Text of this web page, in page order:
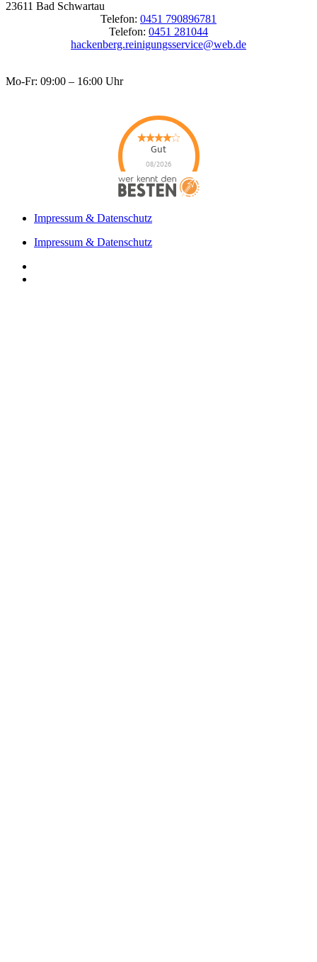
23611 Bad Schwartau
Telefon: 0451 790896781
Telefon: 0451 281044
hackenberg.reinigungsservice@web.de
Mo-Fr: 09:00 – 16:00 Uhr
Gut
08/2026
Teppichreinigung
Hackenberghat 4.2
27Teppichreinigung
Hackenberg
werkenntdenBESTEN.de
Impressum & Datenschutz
Impressum & Datenschutz